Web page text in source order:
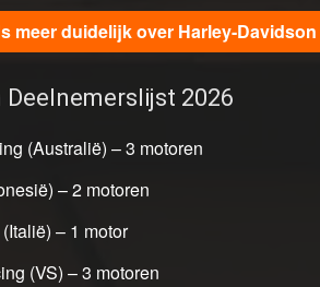
meer duidelijk over Harley-
Deelnemerslijst 2026
(Australië) – 3 motoren
– 2 motoren
– 1 motor
(VS) – 3 motoren